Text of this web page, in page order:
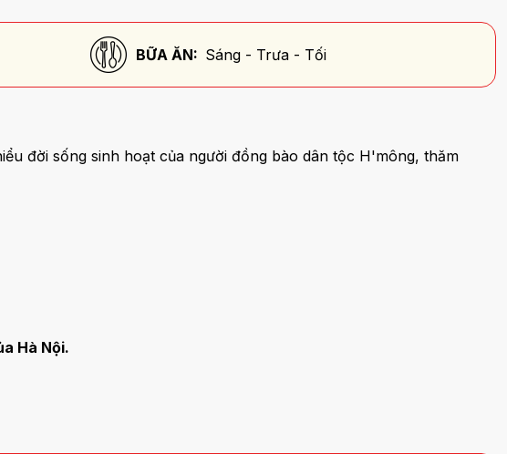
BỮA ĂN: Sáng - Trưa - Tối
đời sống sinh hoạt của người đồng bào dân tộc H'mông, thăm
Hà Nội.